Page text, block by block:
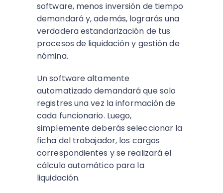
software, menos inversión de tiempo
demandará y, además, lograrás una
verdadera estandarización de tus
procesos de liquidación y gestión de
nómina.
Un software altamente
automatizado demandará que solo
registres una vez la información de
cada funcionario. Luego,
simplemente deberás seleccionar la
ficha del trabajador, los cargos
correspondientes y se realizará el
cálculo automático para la
liquidación.